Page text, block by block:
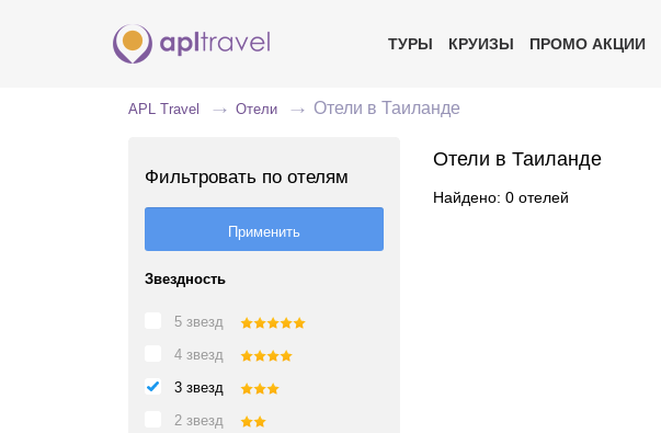
ТУРЫ КРУИЗЫ ПРОМО АКЦИИ
APL Travel Отели Отели в Таиланде
Фильтровать по отелям
Звездность
5 звезд
4 звезд
3 звезд
2 звезд
Отели в Таиланде
Найдено: 0 отелей